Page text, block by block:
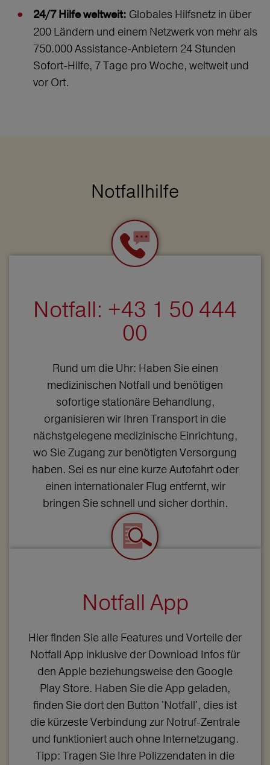
24/7 Hilfe weltweit: Globales Hilfsnetz in über
200 Ländern und einem Netzwerk von mehr als
750.000 Assistance-Anbietern 24 Stunden
Sofort-Hilfe, 7 Tage pro Woche, weltweit und
vor Ort.
Notfallhilfe
Notfall: +43 1 50 444
00
Rund um die Uhr: Haben Sie einen
medizinischen Notfall und benötigen
sofortige stationäre Behandlung,
organisieren wir Ihren Transport in die
nächstgelegene medizinische Einrichtung,
wo Sie Zugang zur benötigten Versorgung
haben. Sei es nur eine kurze Autofahrt oder
einen internationaler Flug entfernt, wir
bringen Sie schnell und sicher dorthin.
Notfall App
Hier finden Sie alle Features und Vorteile der
Notfall App inklusive der Download Infos für
den Apple beziehungsweise den Google
Play Store. Haben Sie die App geladen,
finden Sie dort den Button 'Notfall', dies ist
die kürzeste Verbindung zur Notruf-Zentrale
und funktioniert auch ohne Internetzugang.
Tipp: Tragen Sie Ihre Polizzendaten in die